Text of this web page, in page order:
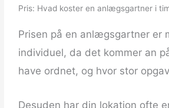
Pris: Hvad koster en anlægsgartner i
Prisen på en anlægsgartner er
individuel, da det kommer an
have ordnet, og hvor stor
Desuden har din lokation ofte